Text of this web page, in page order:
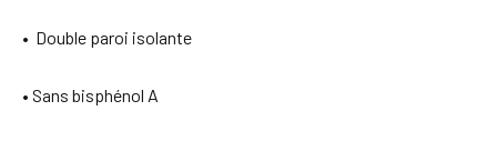
• Double paroi isolante
• Sans bisphénol A